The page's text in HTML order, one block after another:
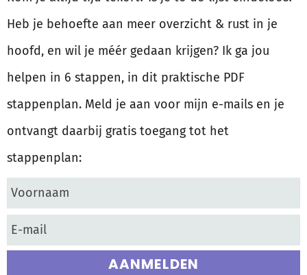
Heb je behoefte aan meer overzicht & rust in je
hoofd, en wil je méér gedaan krijgen? Ik ga jou
helpen in 6 stappen, in dit praktische PDF
stappenplan. Meld je aan voor mijn e-mails en je
ontvangt daarbij gratis toegang tot het
stappenplan:
AANMELDEN